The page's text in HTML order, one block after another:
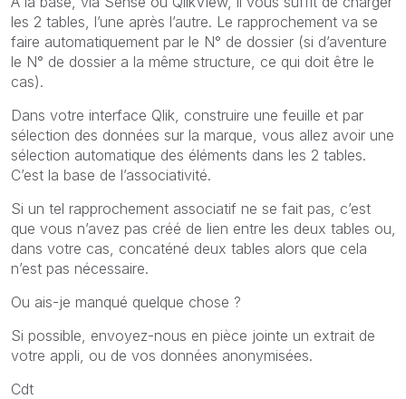
les 2 tables, l’une après l’autre. Le rapprochement va se
faire automatiquement par le N° de dossier (si d’aventure
le N° de dossier a la même structure, ce qui doit être le
cas).
Dans votre interface Qlik, construire une feuille et par
sélection des données sur la marque, vous allez avoir une
sélection automatique des éléments dans les 2 tables.
C’est la base de l’associativité.
Si un tel rapprochement associatif ne se fait pas, c’est
que vous n’avez pas créé de lien entre les deux tables ou,
dans votre cas, concaténé deux tables alors que cela
n’est pas nécessaire.
Ou ais-je manqué quelque chose ?
Si possible, envoyez-nous en pièce jointe un extrait de
votre appli, ou de vos données anonymisées.
Cdt